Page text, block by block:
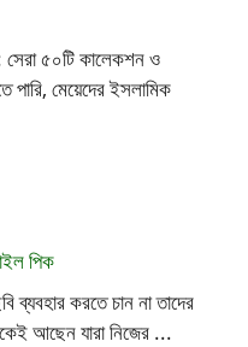
সেরা ৫০টি কালেকশন ও
পারি, মেয়েদের ইসলামিক
পিক
ব্যবহার করতে চান না তাদের
আছেন যারা নিজের ...